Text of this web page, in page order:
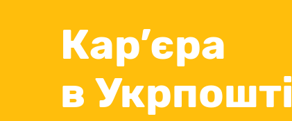
Відділення
Кар’єра
Кар’єра
в Укрпошті